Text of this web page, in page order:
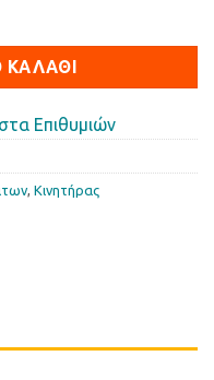
Επιθυμιών
Κινητήρας